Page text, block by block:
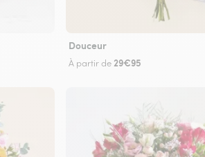
Douceur
À partir de 29€95